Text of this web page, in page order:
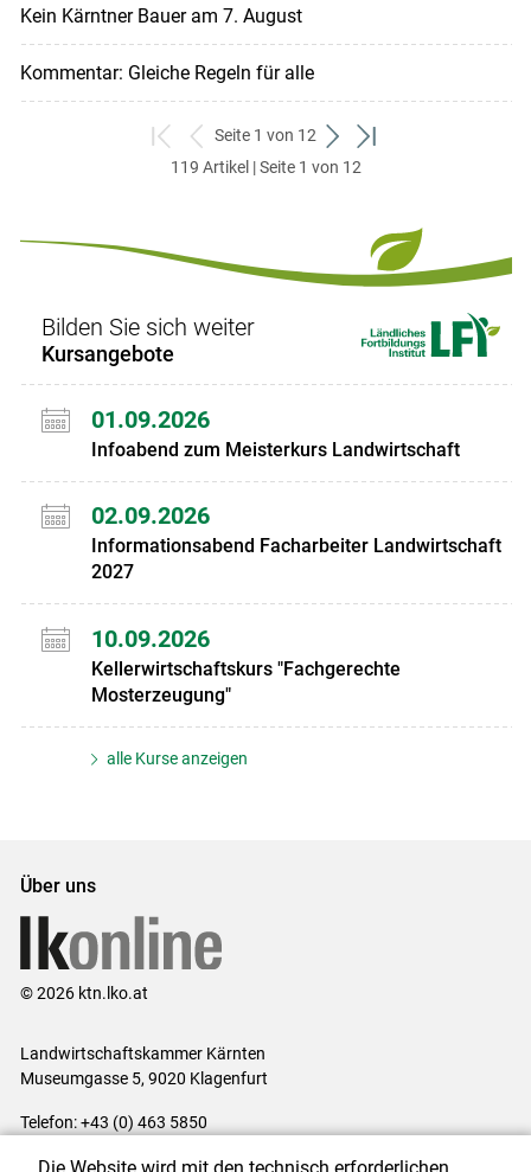
Kein Kärntner Bauer am 7. August
Kommentar: Gleiche Regeln für alle
zum
ersten
zurück
zum
Seite 1 von 12
weiter
zum
zum
119 Artikel | Seite 1 von 12
Bilden Sie sich weiter
Kursangebote
01.09.2026
Infoabend zum Meisterkurs Landwirtschaft
02.09.2026
Informationsabend Facharbeiter Landwirtschaft
2027
10.09.2026
Kellerwirtschaftskurs "Fachgerechte
Mosterzeugung"
alle Kurse anzeigen
Über uns
© 2026 ktn.lko.at
Landwirtschaftskammer Kärnten
Museumgasse 5, 9020 Klagenfurt
Telefon: +43 (0) 463 5850